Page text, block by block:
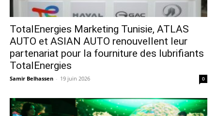
TotalEnergies Marketing Tunisie, ATLAS
AUTO et ASIAN AUTO renouvellent leur
partenariat pour la fourniture des lubrifiants
TotalEnergies
Samir Belhassen - 19 juin 2026 0